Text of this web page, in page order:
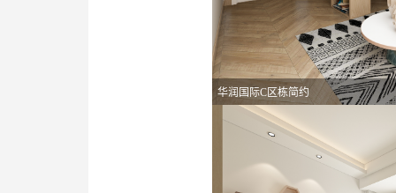
华润国际C区栋简约